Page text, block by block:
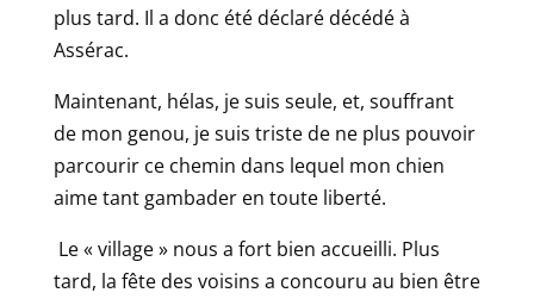
plus tard. Il a donc été déclaré décédé à
Assérac.
Maintenant, hélas, je suis seule, et, souffrant
de mon genou, je suis triste de ne plus pouvoir
parcourir ce chemin dans lequel mon chien
aime tant gambader en toute liberté.
Le « village » nous a fort bien accueilli. Plus
tard, la fête des voisins a concouru au bien être